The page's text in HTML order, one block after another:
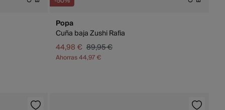
Popa
Cuña baja Zushi Rafia
44,98 € 89,95 €
Ahorras44,97 €